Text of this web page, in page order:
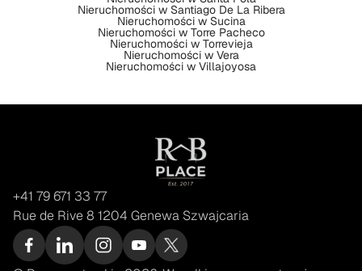
Nieruchomości w Santiago De La Ribera
Nieruchomości w Sucina
Nieruchomości w Torre Pacheco
Nieruchomości w Torrevieja
Nieruchomości w Vera
Nieruchomości w Villajoyosa
+41 79 671 33 77
Rue de Rive 8 1204 Genewa Szwajcaria